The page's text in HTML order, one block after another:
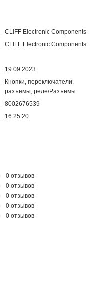
CLIFF Electronic Components
CLIFF Electronic Components
19.09.2023
Кнопки, переключатели,
разъемы, реле/Разъемы
8002676539
16:25:20
0 отзывов
0 отзывов
0 отзывов
0 отзывов
0 отзывов